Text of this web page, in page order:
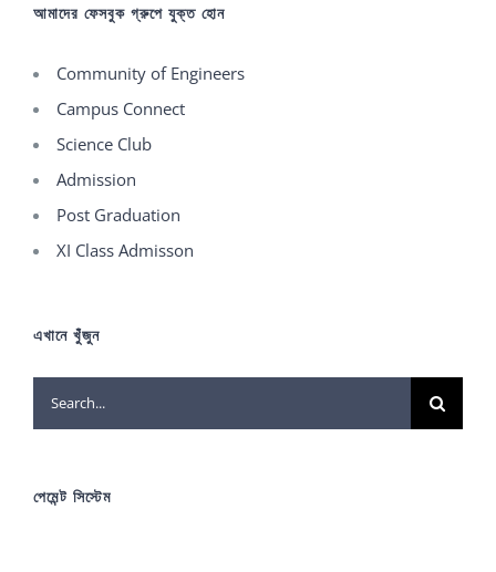
আমাদের ফেসবুক গ্রুপে যুক্ত হোন
Community of Engineers
Campus Connect
Science Club
Admission
Post Graduation
XI Class Admisson
এখানে খুঁজুন
Search
for:
পেমেন্ট সিস্টেম